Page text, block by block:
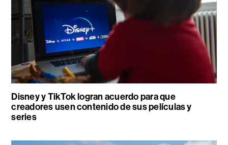
Disney y TikTok logran acuerdo para que
creadores usen contenido de sus películas y
series